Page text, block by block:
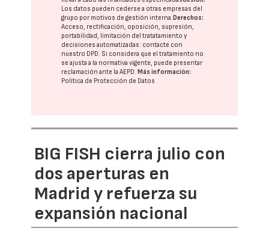
Los datos pueden cederse a otras empresas del
grupo por motivos de gestión interna. Derechos:
Acceso, rectificación, oposición, supresión,
portabilidad, limitación del tratatamiento y
decisiones automatizadas: contacte con
nuestro DPD. Si considera que el tratamiento no
se ajusta a la normativa vigente, puede presentar
reclamación ante laAEPD. Más información:
Política de Protección de Datos
BIG FISH cierra julio con
dos aperturas en
Madrid y refuerza su
expansión nacional